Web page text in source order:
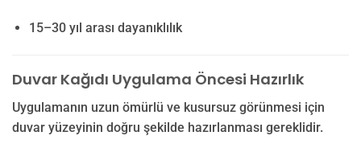
15–30 yıl arası dayanıklılık
Duvar Kağıdı Uygulama Öncesi Hazırlık
Uygulamanın uzun ömürlü ve kusursuz görünmesi için
duvar yüzeyinin doğru şekilde hazırlanması gereklidir.